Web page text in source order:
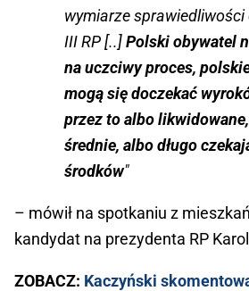
wymiarze
III RP [..]Polski obywatel
na uczciwy proces,
mogą się doczekać
przez to albo likwidowane,
średnie, albo długo
środków"
– mówił na spotkaniu z
kandydat na prezydenta RP
ZOBACZ: Kaczyński